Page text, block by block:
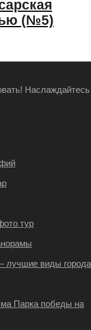
(№5)
Наслаждайтесь
тур
лучшие виды города
Парка победы на